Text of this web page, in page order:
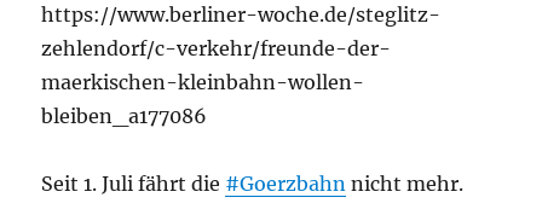
https://www.berliner-woche.de/steglitz-
zehlendorf/c-verkehr/freunde-der-
maerkischen-kleinbahn-wollen-
bleiben_a177086
Seit 1. Juli fährt die #Goerzbahn nicht mehr.